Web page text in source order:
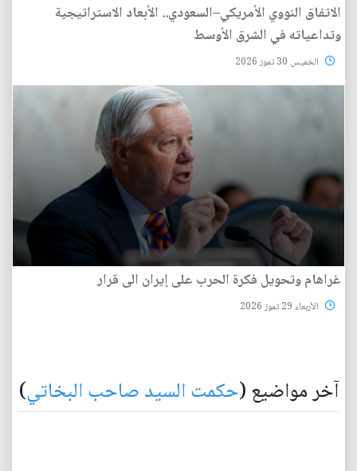
الاتفاق النووي الأمريكي–السعودي.. الأبعاد الاستراتيجية
وتداعياته في الشرق الأوسط
الخميس 30 تموز 2026
غراهام وتحويل فكرة الحرب على إيران الى قرار
الأربعاء 29 تموز 2026
آخر مواضيع (حكمت السيد صاحب البخاتي)